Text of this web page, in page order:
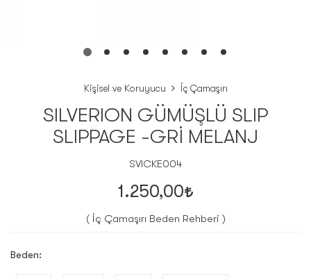
Kişisel ve Koruyucu İç Çamaşırı
SILVERION GÜMÜŞLÜ SLIP
SLIPPAGE -GRİ MELANJ
SVICKE004
1.250,00
( İç Çamaşırı Beden Rehberi )
Beden: